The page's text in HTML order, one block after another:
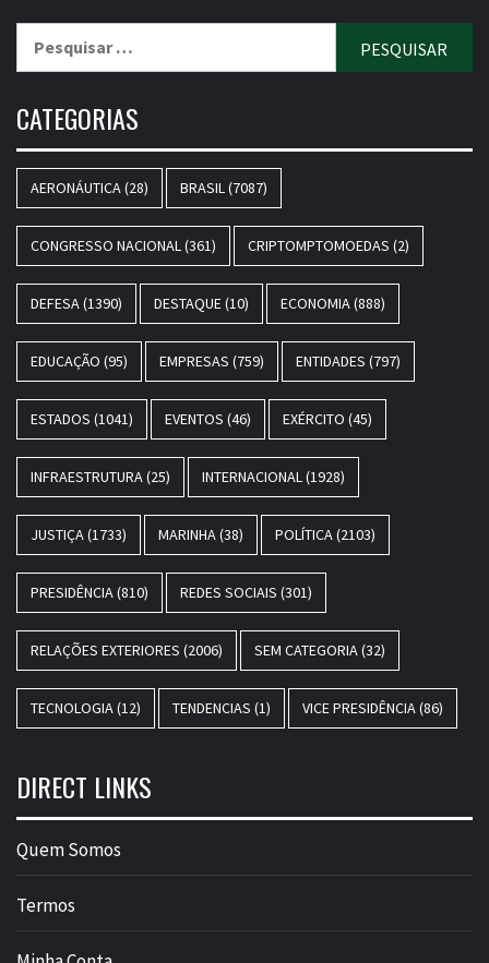
por:
CATEGORIAS
AERONÁUTICA(28) BRASIL(7087)
CONGRESSO NACIONAL(361) CRIPTOMPTOMOEDAS (2)
DEFESA(1390) DESTAQUE(10) ECONOMIA(888)
EDUCAÇÃO (95) EMPRESAS (759) ENTIDADES (797)
ESTADOS (1041) EVENTOS (46) EXÉRCITO (45)
INFRAESTRUTURA(25) INTERNACIONAL(1928)
JUSTIÇA(1733) MARINHA(38) POLÍTICA(2103)
PRESIDÊNCIA(810) REDES SOCIAIS (301)
RELAÇÕES EXTERIORES (2006) SEM CATEGORIA(32)
TECNOLOGIA(12) TENDENCIAS (1) VICE PRESIDÊNCIA(86)
DIRECT LINKS
Quem Somos
Termos